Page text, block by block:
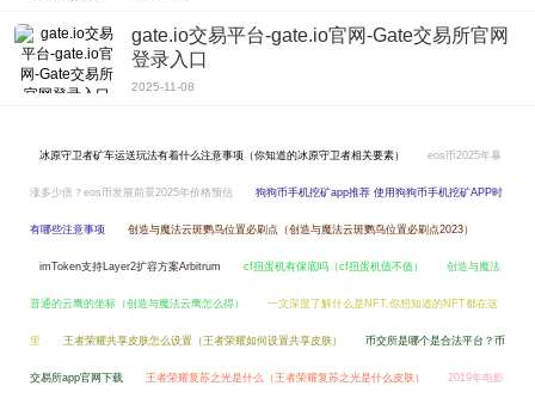
gate.io交易平台-gate.io官网-Gate交易所官网
登录入口
2025-11-08
冰原守卫者矿车运送玩法有着什么注意事项（你知道的冰原守卫者相关要素） eos币2025年暴
涨多少倍？eos币发展前景2025年价格预估 狗狗币手机挖矿app推荐 使用狗狗币手机挖矿APP时
有哪些注意事项 创造与魔法云斑鹦鸟位置必刷点（创造与魔法云斑鹦鸟位置必刷点2023）
imToken支持Layer2扩容方案Arbitrum cf扭蛋机有保底吗（cf扭蛋机值不值） 创造与魔法
普通的云鹰的坐标（创造与魔法云鹰怎么得） 一文深度了解什么是NFT,你想知道的NFT都在这
里 王者荣耀共享皮肤怎么设置（王者荣耀如何设置共享皮肤） 币交所是哪个是合法平台？币
交易所app官网下载 王者荣耀复苏之光是什么（王者荣耀复苏之光是什么皮肤） 2019年电影